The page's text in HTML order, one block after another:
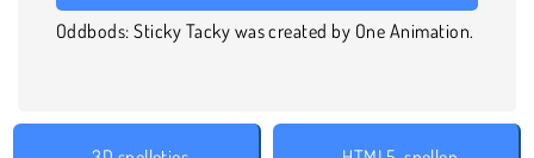
Oddbods: Sticky Tacky was created by One Animation.